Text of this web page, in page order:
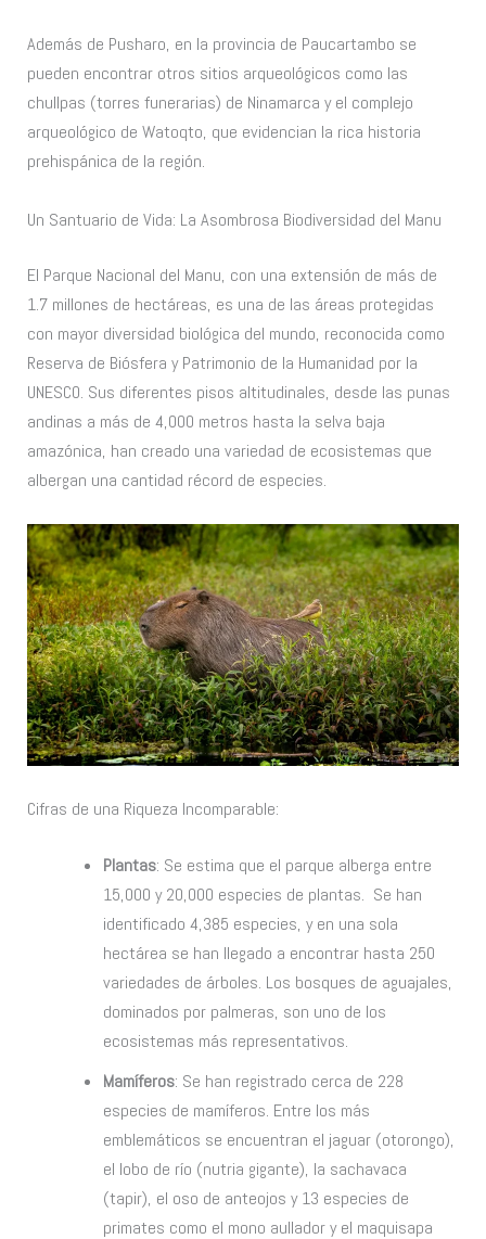
Además de Pusharo, en la provincia de Paucartambo se
pueden encontrar otros sitios arqueológicos como las
chullpas (torres funerarias) de Ninamarca y el complejo
arqueológico de Watoqto, que evidencian la rica historia
prehispánica de la región.
Un Santuario de Vida: La Asombrosa Biodiversidad del Manu
El Parque Nacional del Manu, con una extensión de más de
1.7 millones de hectáreas, es una de las áreas protegidas
con mayor diversidad biológica del mundo, reconocida como
Reserva de Biósfera y Patrimonio de la Humanidad por la
UNESCO. Sus diferentes pisos altitudinales, desde las punas
andinas a más de 4,000 metros hasta la selva baja
amazónica, han creado una variedad de ecosistemas que
albergan una cantidad récord de especies.
Cifras de una Riqueza Incomparable:
Plantas: Se estima que el parque alberga entre
15,000 y 20,000 especies de plantas. Se han
identificado 4,385 especies, y en una sola
hectárea se han llegado a encontrar hasta 250
variedades de árboles. Los bosques de aguajales,
dominados por palmeras, son uno de los
ecosistemas más representativos.
Mamíferos: Se han registrado cerca de 228
especies de mamíferos. Entre los más
emblemáticos se encuentran el jaguar (otorongo),
el lobo de río (nutria gigante), la sachavaca
(tapir), el oso de anteojos y 13 especies de
primates como el mono aullador y el maquisapa